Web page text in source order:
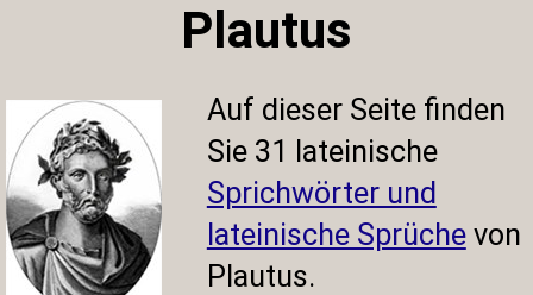
Plautus
Auf dieser Seite finden
Sie 31 lateinische
Sprichwörter und
lateinische Sprüchevon
Plautus.